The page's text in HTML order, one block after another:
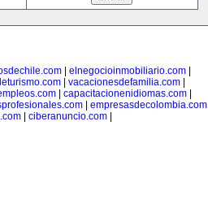
| elnegocioinmobiliario.com|
vacacionesdefamilia.com
| capacitacionenidiomas.com|
| empresasdecolombia.com
ciberanuncio.com